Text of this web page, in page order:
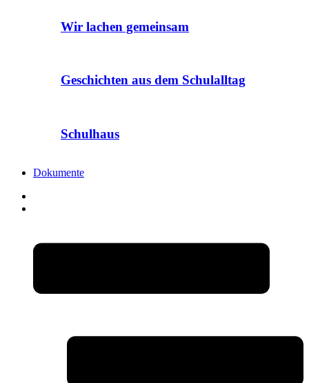
Wir lachen gemeinsam
Geschichten aus dem Schulalltag
Schulhaus
Dokumente